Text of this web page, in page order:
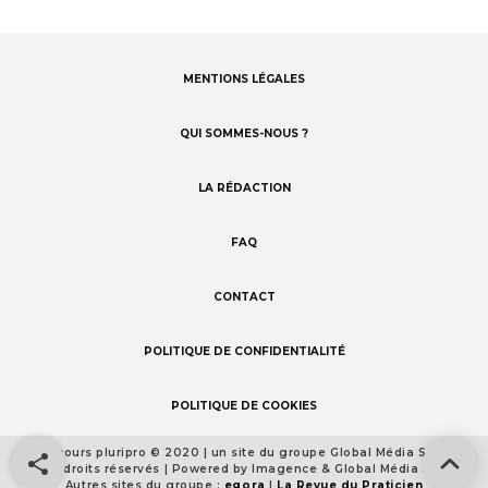
MENTIONS LÉGALES
QUI SOMMES-NOUS ?
LA RÉDACTION
FAQ
CONTACT
POLITIQUE DE CONFIDENTIALITÉ
POLITIQUE DE COOKIES
Footer
detail
Concours pluripro © 2020 | un site du groupe Global Média Santé
Tous droits réservés | Powered by Imagence & Global Média Santé